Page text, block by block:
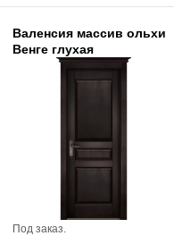
Валенсия массив ольхи
Венге глухая
Под заказ.